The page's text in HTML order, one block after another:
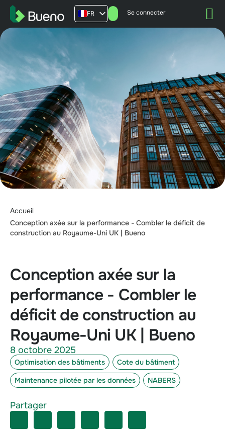
FR
AU
Se connecter
Accueil
Conception axée sur la performance - Combler le déficit de
construction au Royaume-Uni UK | Bueno
Conception axée sur la
performance - Combler le
déficit de construction au
Royaume-Uni UK | Bueno
8 octobre 2025
Optimisation des bâtiments
Cote du bâtiment
Maintenance pilotée par les données
NABERS
Partager